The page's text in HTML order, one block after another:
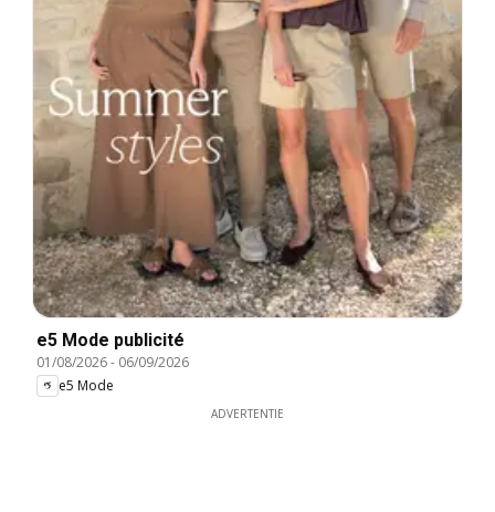
e5 Mode publicité
01/08/2026- 06/09/2026
e5 Mode
ADVERTENTIE